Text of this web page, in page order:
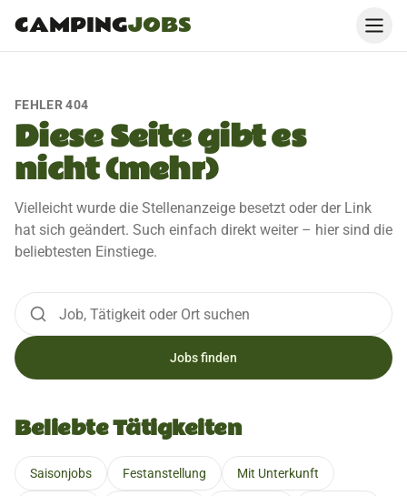
CAMPINGJOBS
FEHLER 404
Diese Seite gibt es
nicht (mehr)
Vielleicht wurde die Stellenanzeige besetzt oder der Link
hat sich geändert. Such einfach direkt weiter – hier sind die
beliebtesten Einstiege.
Jobs finden
Beliebte Tätigkeiten
Saisonjobs Festanstellung Mit Unterkunft